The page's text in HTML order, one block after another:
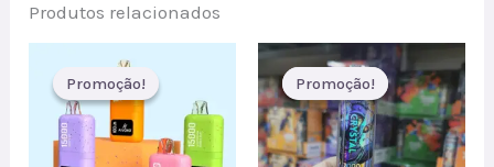
Produtos relacionados
Promoção!
Promoção! Promoção!
Promoção!